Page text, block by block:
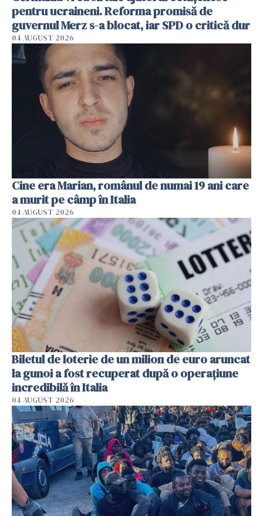
pentru ucraineni. Reforma promisă de
guvernul Merz s-a blocat, iar SPD o critică dur
04 AUGUST 2026
Cine era Marian, românul de numai 19 ani care
a murit pe câmp în Italia
04 AUGUST 2026
Biletul de loterie de un milion de euro aruncat
la gunoi a fost recuperat după o operațiune
incredibilă în Italia
04 AUGUST 2026